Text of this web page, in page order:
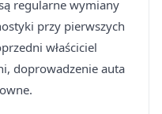
regularne wymiany
przy pierwszych
właściciel
doprowadzenie auta